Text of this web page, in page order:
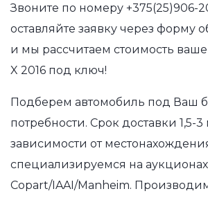
Звоните по номеру +375(25)906-
оставляйте заявку через форму
и мы рассчитаем стоимость
X 2016 под ключ!
Подберем автомобиль под Ваш
потребности. Срок доставки 1,5-
зависимости от
специализируемся на аукционах
Copart/IAAI/Manheim.